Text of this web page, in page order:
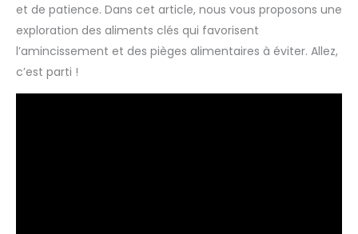
et de patience. Dans cet article, nous vous proposons une
exploration des aliments clés qui favorisent
l’amincissement et des pièges alimentaires à éviter. Allez,
c’est parti !